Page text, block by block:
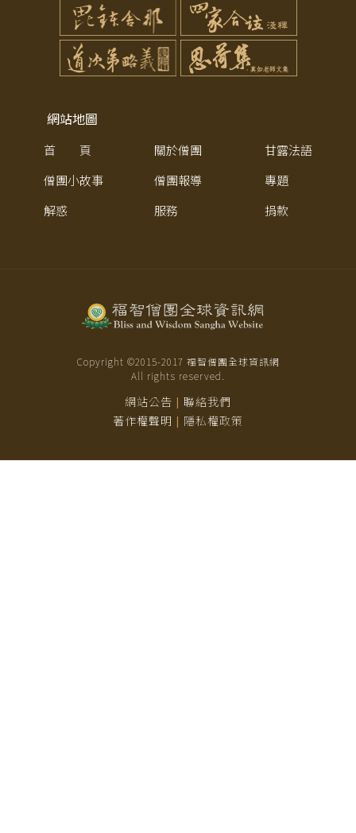
網站地圖
首 頁 關於僧團
甘露法語
僧團小故事
僧團報導
專題
解惑
服務 捐款
Copyright ©2015-2017 福智僧團全球資訊網
All rights reserved.
網站公告 | 聯絡我們
著作權聲明 | 隱私權政策